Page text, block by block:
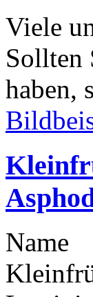
Viele
Sollten
haben,
Name